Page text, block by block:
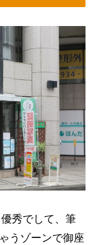
秀でして、筆
うゾーンで御座